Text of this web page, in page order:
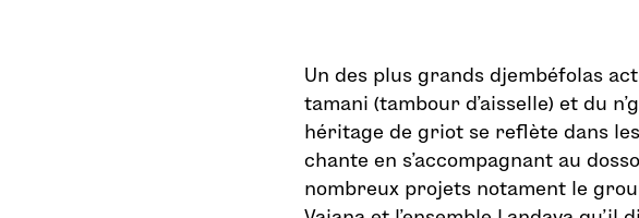
Un des plus grands djembéfolas
tamani (tambour d’aisselle) et du
héritage de griot se reflète dans
chante en s’accompagnant au
nombreux projets notament le